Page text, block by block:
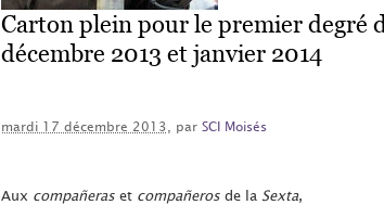
Carton plein pour le premier degré
décembre 2013 et janvier 2014
mardi 17 décembre 2013, par SCI Moisés
Aux compañeraset compañerosde la Sexta,